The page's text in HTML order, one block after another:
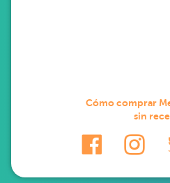
Cómo comprar
sin